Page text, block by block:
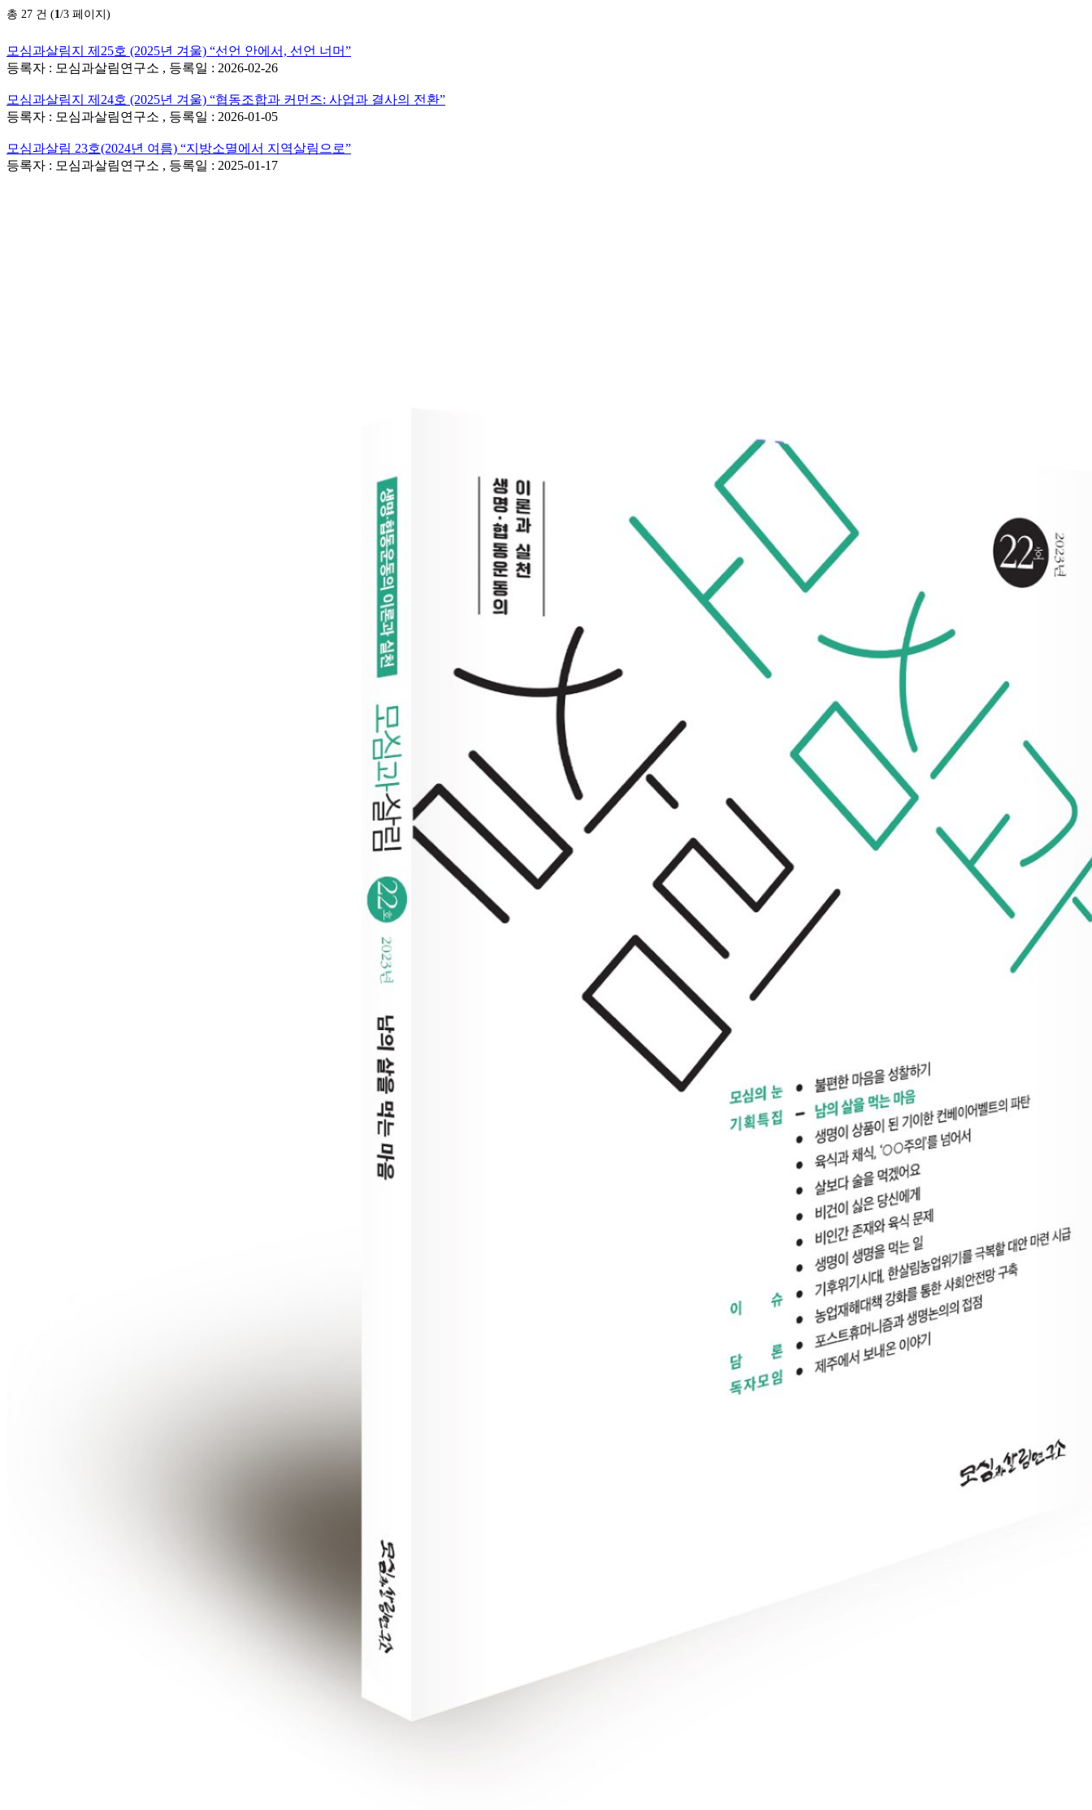
총 27 건 (1/3 페이지)
모심과살림지 제25호 (2025년 겨울) “선언 안에서, 선언 너머”
등록자 : 모심과살림연구소 , 등록일 : 2026-02-26
모심과살림지 제24호 (2025년 겨울) “협동조합과 커먼즈: 사업과 결사의 전환”
등록자 : 모심과살림연구소 , 등록일 : 2026-01-05
모심과살림 23호(2024년 여름) “지방소멸에서 지역살림으로”
등록자 : 모심과살림연구소 , 등록일 : 2025-01-17